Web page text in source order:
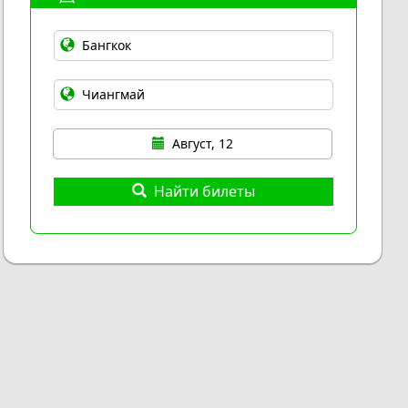
Август, 12
Найти билеты